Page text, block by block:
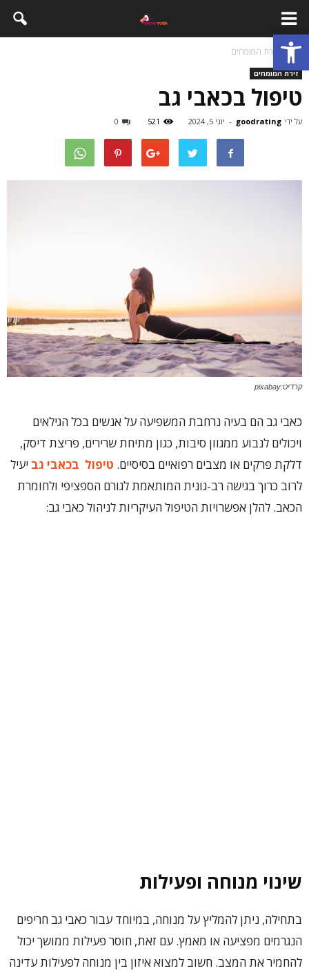
פתח סרגל נגישות
בית זירת המומחים
זירת המומחים
טיפול בכאבי גב
על ידי goodrating
- יוני 5, 2024 521
0
קרדיט:pixabay
כאבי גב הם בעיה נרחבת המשפיעה על אנשים בכל הגילאים
ויכולים לנבוע ממגוון סיבות, כגון מתיחת שרירים, פריצת דיסק,
דלקת פרקים או מצבים רפואיים בסיסיים. טיפול בכאבי גב יעיל
לרוב כרוך בגישה רב-גונית המותאמת לגורם הספציפי ולחומרת
הכאב. להלן אפשרויות הטיפול העיקריות לניהול כאבי גב:
שינוי מנוחה ופעילות
בתחילה, ניתן להמליץ ​​על מנוחה, במיוחד עבור כאבי גב חריפים
הנגרמים מפציעה או מאמץ. עם זאת, חוסר פעילות ממושך יכול
להחמיר את המצב. חשוב למצוא איזון בין מנוחה לפעילות עדינה